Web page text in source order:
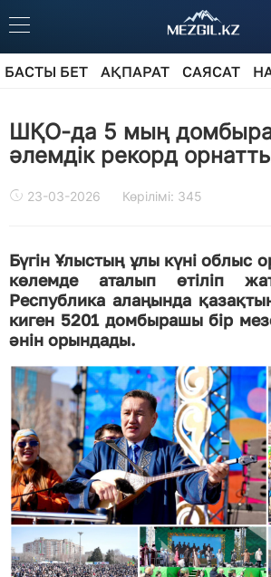
БАСТЫ БЕТ АҚПАРАТ САЯСАТ
ШҚО-да 5 мың
әлемдік рекорд
23-03-2026 Көрілімі: 345
Бүгін Ұлыстың ұлы күні облыс
көлемде аталып өтіліп
Республика алаңында
киген 5201 домбырашы бір
әнін орындады.